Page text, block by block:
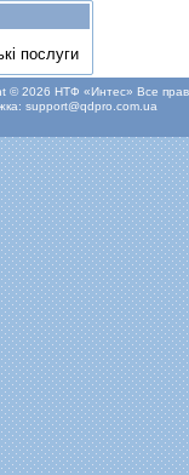
послуги
© 2026 НТФ «Интес» Все
support@qdpro.com.ua